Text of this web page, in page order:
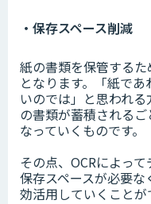
・保存スペース削減
紙の書類を保管する
となります。「紙で
いのでは」と思われ
の書類が蓄積される
なっていくものです。
その点、OCRによっ
保存スペースが必要
効活用していくことが